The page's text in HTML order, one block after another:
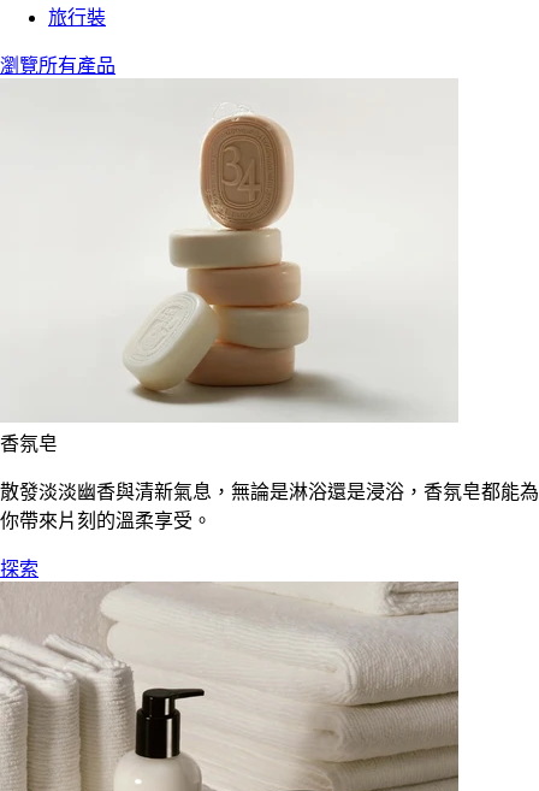
旅行裝
瀏覽所有產品
香氛皂
散發淡淡幽香與清新氣息，無論是淋浴還是浸浴，香氛皂都能為
你帶來片刻的溫柔享受。
探索